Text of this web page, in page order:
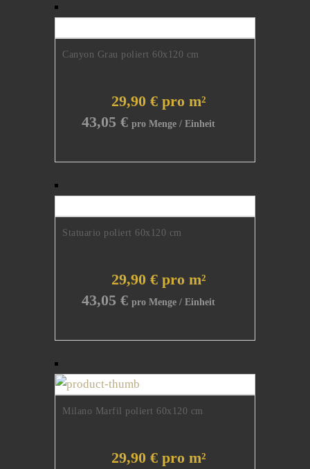
Canyon Grau poliert 60x120 cm
29,90 € pro m²
43,05 €
Statuario poliert 60x120 cm
29,90 € pro m²
43,05 €
Milano Marfil poliert 60x120 cm
29,90 € pro m²